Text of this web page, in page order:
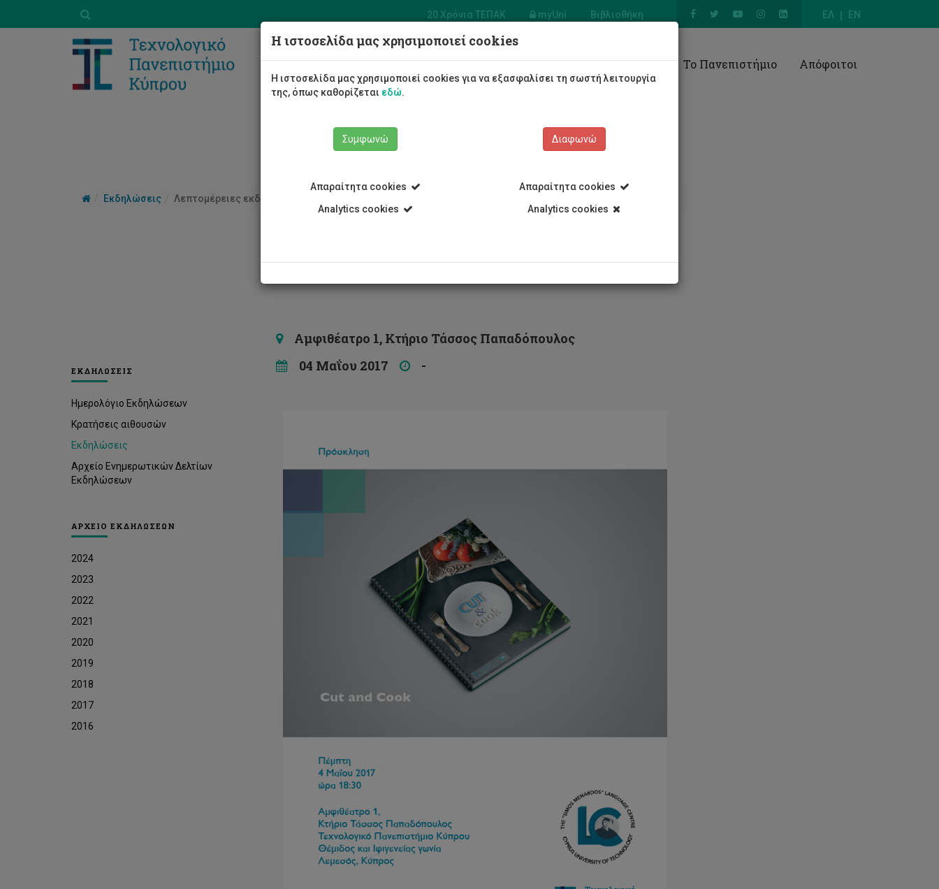
ΕΛ EN
20 Χρόνια ΤΕΠΑΚ myUni Βιβλιοθήκη
Φοιτητές/τριες Σπουδές Έρευνα Το Πανεπιστήμιο Απόφοιτοι
Εκδηλώσεις Λεπτομέρειες εκδήλωσης
ΕΚΔΗΛΩΣΕΙΣ
Ημερολόγιο Εκδηλώσεων
Κρατήσεις αιθουσών
Εκδηλώσεις
Αρχείο Ενημερωτικών Δελτίων
Εκδηλώσεων
ΑΡΧΕΙΟ ΕΚΔΗΛΩΣΕΩΝ
2024
2023
2022
2021
2020
2019
2018
2017
2016
Cut and Cook
Αμφιθέατρο 1, Κτήριο Τάσσος Παπαδόπουλος
04 Μαΐου 2017
-
Η ιστοσελίδα μας χρησιμοποιεί cookies
Η ιστοσελίδα μας χρησιμοποιεί cookies για να εξασφαλίσει τη σωστή λειτουργία
της, όπως καθορίζεται εδώ.
Συμφωνώ
Απαραίτητα cookies
Analytics cookies
Διαφωνώ
Απαραίτητα cookies
Analytics cookies